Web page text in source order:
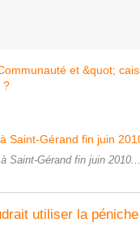
à Saint-Gérand fin juin 2010...